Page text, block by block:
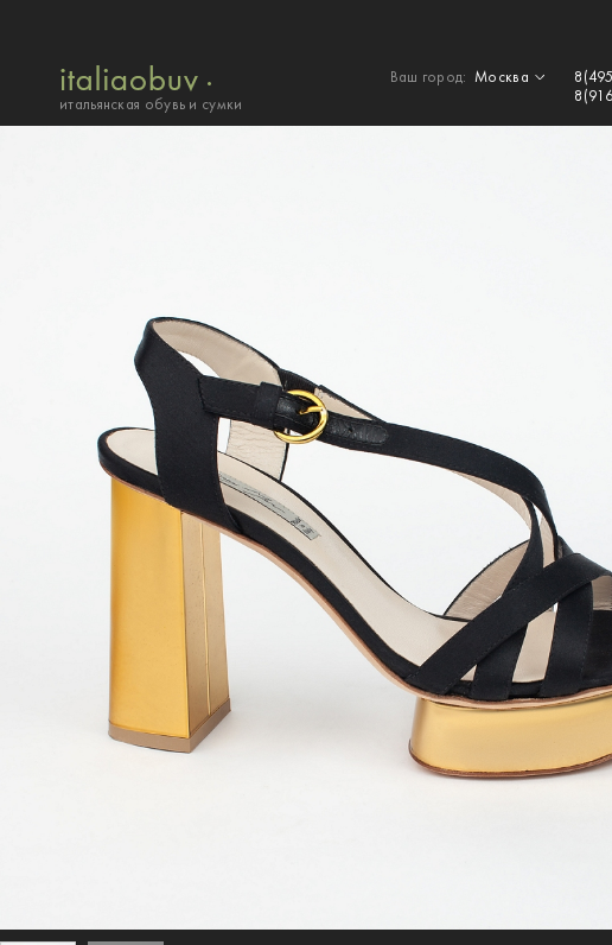
итальянская обувь и сумки
Ваш город:Москва